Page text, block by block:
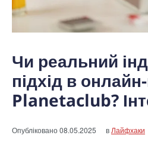
Чи реальний
підхід в
Planetaclub?
Опубліковано08.05.2025 в Лайфхаки